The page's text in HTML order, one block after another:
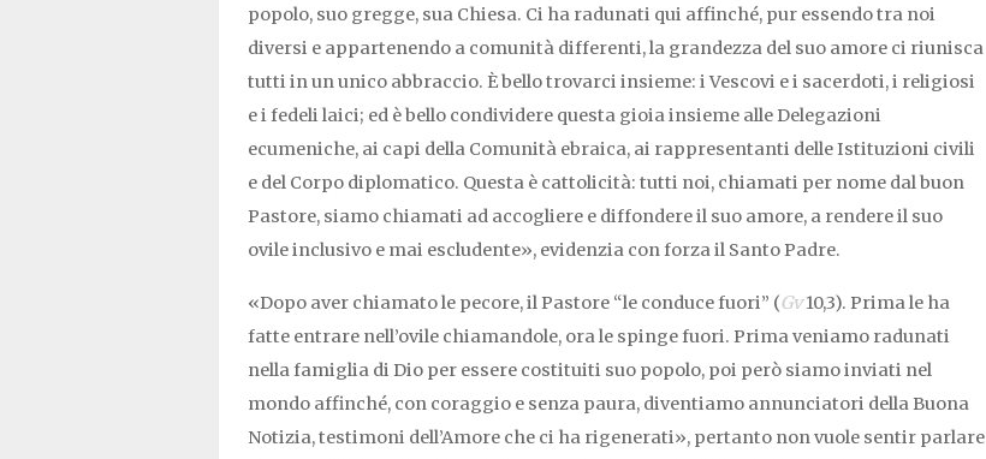
popolo, suo gregge, sua Chiesa. Ci ha radunati qui affinché, pur essendo tra noi
diversi e appartenendo a comunità differenti, la grandezza del suo amore ci riunisca
tutti in un unico abbraccio. È bello trovarci insieme: i Vescovi e i sacerdoti, i religiosi
e i fedeli laici; ed è bello condividere questa gioia insieme alle Delegazioni
ecumeniche, ai capi della Comunità ebraica, ai rappresentanti delle Istituzioni civili
e del Corpo diplomatico. Questa è cattolicità: tutti noi, chiamati per nome dal buon
Pastore, siamo chiamati ad accogliere e diffondere il suo amore, a rendere il suo
ovile inclusivo e mai escludente», evidenzia con forza il Santo Padre.
«Dopo aver chiamato le pecore, il Pastore “le conduce fuori” (Gv10,3). Prima le ha
fatte entrare nell’ovile chiamandole, ora le spinge fuori. Prima veniamo radunati
nella famiglia di Dio per essere costituiti suo popolo, poi però siamo inviati nel
mondo affinché, con coraggio e senza paura, diventiamo annunciatori della Buona
Notizia, testimoni dell’Amore che ci ha rigenerati», pertanto non vuole sentir parlare